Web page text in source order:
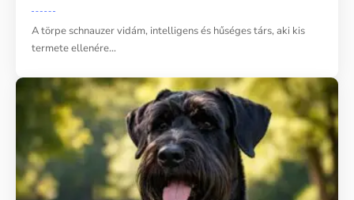
A törpe schnauzer vidám, intelligens és hűséges társ, aki kis
termete ellenére…